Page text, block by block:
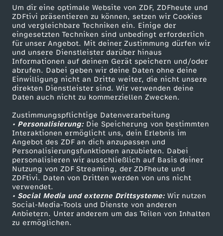
Um dir eine optimale Website von ZDF, ZDFheute und
ZDFtivi präsentieren zu können, setzen wir Cookies
und vergleichbare Techniken ein. Einige der
eingesetzten Techniken sind unbedingt erforderlich
für unser Angebot. Mit deiner Zustimmung dürfen wir
und unsere Dienstleister darüber hinaus
Informationen auf deinem Gerät speichern und/oder
abrufen. Dabei geben wir deine Daten ohne deine
Einwilligung nicht an Dritte weiter, die nicht unsere
direkten Dienstleister sind. Wir verwenden deine
Daten auch nicht zu kommerziellen Zwecken.
Zustimmungspflichtige Datenverarbeitung
• Personalisierung:Die Speicherung von bestimmten
Interaktionen ermöglicht uns, dein Erlebnis im
Angebot des ZDF an dich anzupassen und
Personalisierungsfunktionen anzubieten. Dabei
personalisieren wir ausschließlich auf Basis deiner
Nutzung von ZDF Streaming, der ZDFheute und
ZDFtivi. Daten von Dritten werden von uns nicht
verwendet.
• Social Media und externe Drittsysteme:Wir nutzen
Social-Media-Tools und Dienste von anderen
Anbietern. Unter anderem um das Teilen von Inhalten
zu ermöglichen.
s
c
h
e
,
H
ö
h
e
n
Mehr ZDF
ZDF-Apps
Smart TV
ZDFtext
Livestreams
Sendungen A-Z
TV-Programm
Service
ZDFmitreden
Kontakt zum ZDF
Tickets
Zuschauerservice
Hilfe
ZDF Unternehmen
Karriere